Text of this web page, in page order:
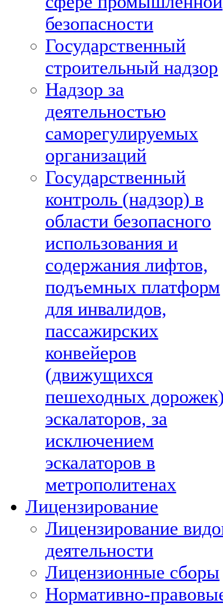
безопасности
Государственный
строительный надзор
Надзор за
деятельностью
саморегулируемых
организаций
Государственный
контроль (надзор) в
области безопасного
использования и
содержания лифтов,
подъемных платформ
для инвалидов,
пассажирских
конвейеров
(движущихся
пешеходных
эскалаторов, за
исключением
эскалаторов в
метрополитенах
Лицензирование
Лицензирование
деятельности
Лицензионные сборы
Нормативно-